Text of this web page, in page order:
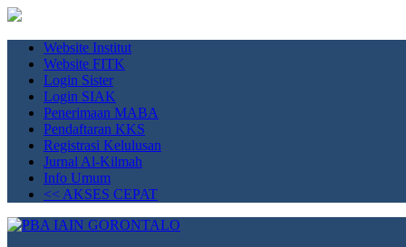
Website Institut
Website FITK
Login Sister
Login SIAK
Penerimaan MABA
Pendaftaran KKS
Registrasi Kelulusan
Jurnal Al-Kilmah
Info Umum
<< AKSES CEPAT